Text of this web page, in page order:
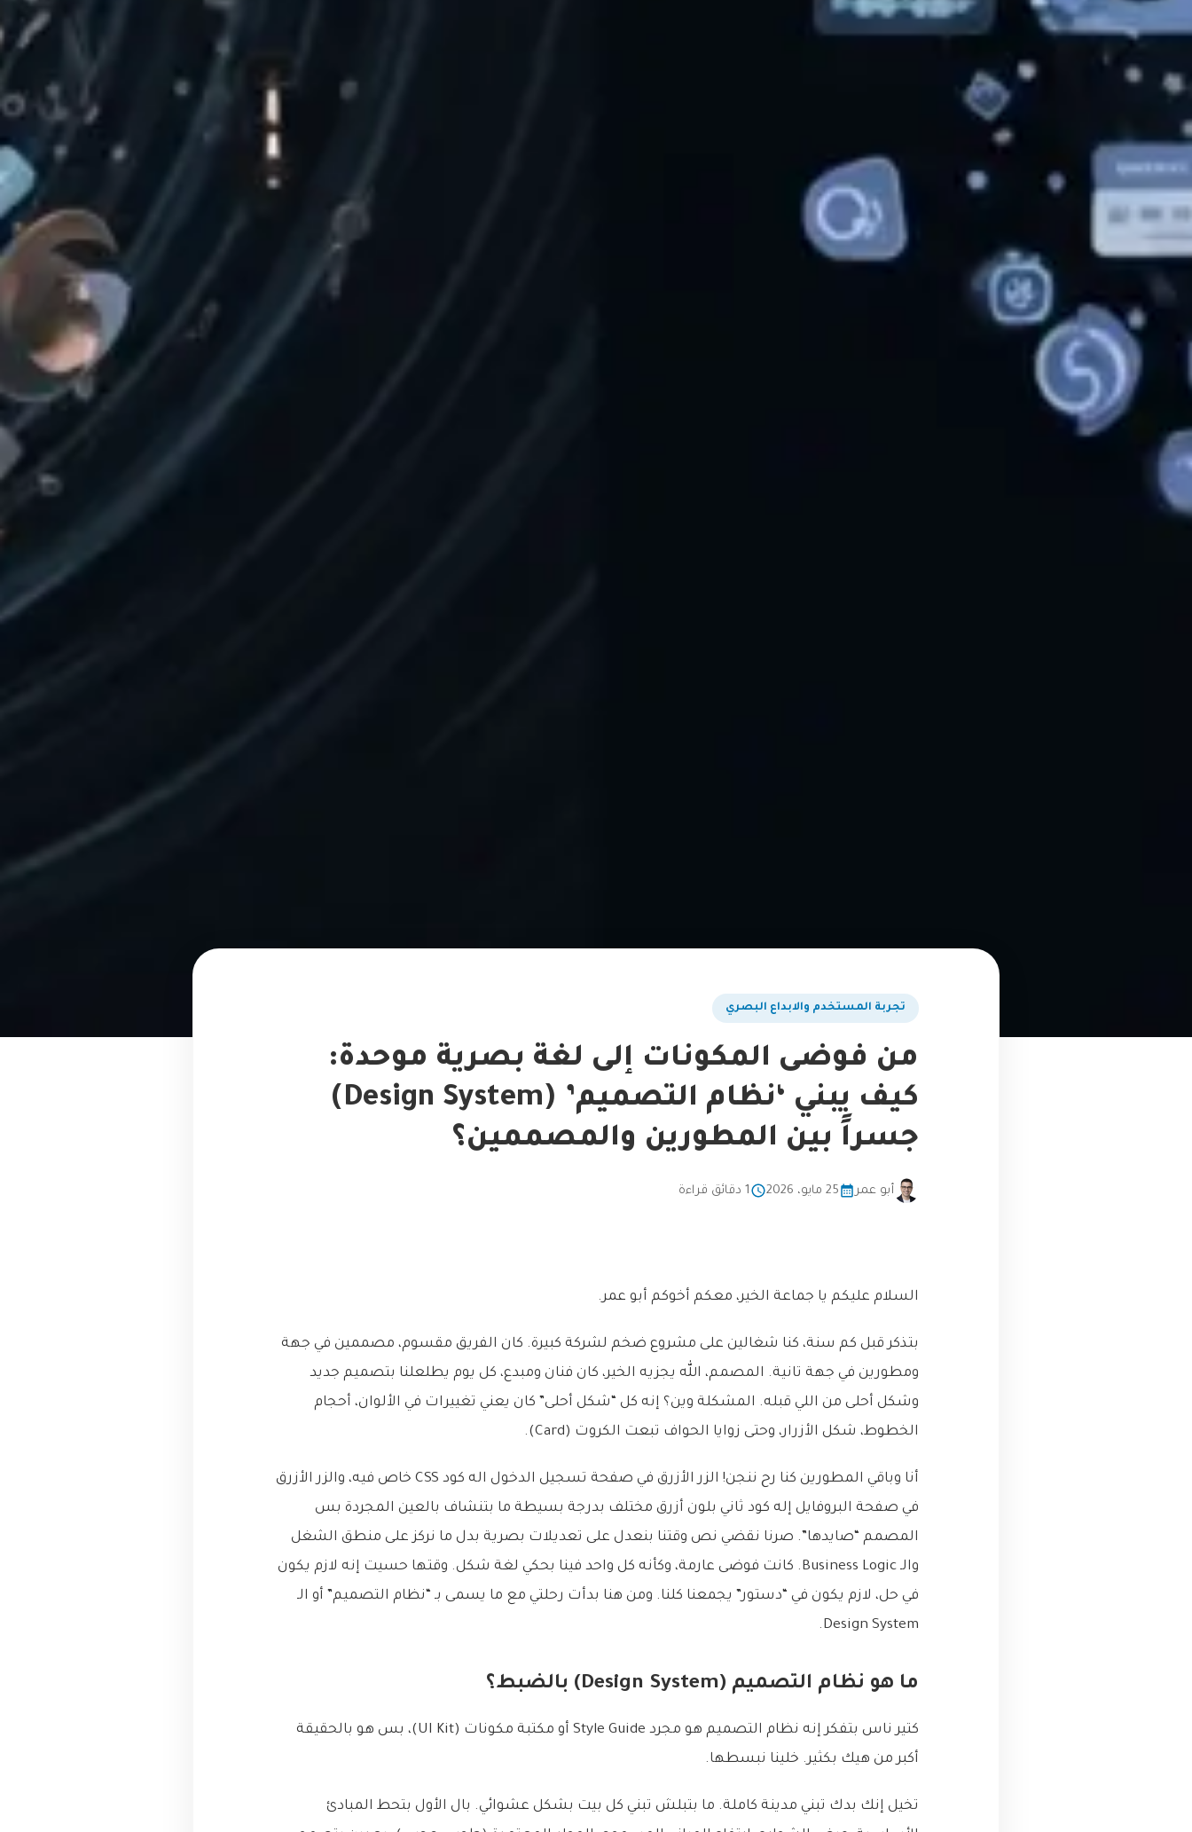
تجربة المستخدم والابداع البصري
من فوضى المكونات إلى لغة بصرية موحدة:
كيف يبني ‘نظام التصميم’ (Design System)
جسراً بين المطورين والمصممين؟
أبو عمر 25 مايو، 2026 1 دقائق قراءة
السلام عليكم يا جماعة الخير، معكم أخوكم أبو عمر.
بتذكر قبل كم سنة، كنا شغالين على مشروع ضخم لشركة كبيرة. كان الفريق مقسوم، مصممين في جهة
ومطورين في جهة تانية. المصمم، الله يجزيه الخير، كان فنان ومبدع، كل يوم يطلعلنا بتصميم جديد
وشكل أحلى من اللي قبله. المشكلة وين؟ إنه كل “شكل أحلى” كان يعني تغييرات في الألوان، أحجام
الخطوط، شكل الأزرار، وحتى زوايا الحواف تبعت الكروت (Card).
أنا وباقي المطورين كنا رح ننجن! الزر الأزرق في صفحة تسجيل الدخول اله كود CSS خاص فيه، والزر الأزرق
في صفحة البروفايل إله كود ثاني بلون أزرق مختلف بدرجة بسيطة ما بتنشاف بالعين المجردة بس
المصمم “صايدها”. صرنا نقضي نص وقتنا بنعدل على تعديلات بصرية بدل ما نركز على منطق الشغل
والـ Business Logic. كانت فوضى عارمة، وكأنه كل واحد فينا بحكي لغة شكل. وقتها حسيت إنه لازم يكون
في حل، لازم يكون في “دستور” يجمعنا كلنا. ومن هنا بدأت رحلتي مع ما يسمى بـ “نظام التصميم” أو الـ
Design System.
ما هو نظام التصميم (Design System) بالضبط؟
كتير ناس بتفكر إنه نظام التصميم هو مجرد Style Guide أو مكتبة مكونات (UI Kit)، بس هو بالحقيقة
أكبر من هيك بكثير. خلينا نبسطها.
تخيل إنك بدك تبني مدينة كاملة. ما بتبلش تبني كل بيت بشكل عشوائي. بال الأول بتحط المبادئ